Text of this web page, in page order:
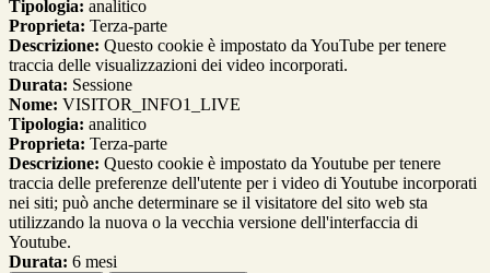
Tipologia: analitico
Proprieta: Terza-parte
Descrizione: Questo cookie è impostato da YouTube per tenere
traccia delle visualizzazioni dei video incorporati.
Durata: Sessione
Nome: VISITOR_INFO1_LIVE
Tipologia: analitico
Proprieta: Terza-parte
Descrizione: Questo cookie è impostato da Youtube per tenere
traccia delle preferenze dell'utente per i video di Youtube incorporati
nei siti; può anche determinare se il visitatore del sito web sta
utilizzando la nuova o la vecchia versione dell'interfaccia di
Youtube.
Durata: 6 mesi